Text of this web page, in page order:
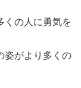
くの人に勇気を
姿がより多くの